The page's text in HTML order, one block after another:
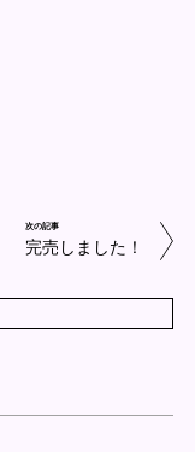
次の記事
完売しました！